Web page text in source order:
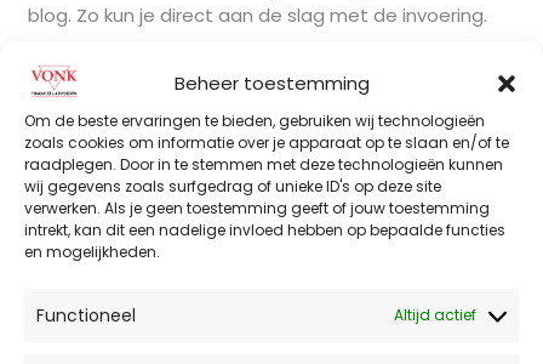
Beheer toestemming
Om de beste ervaringen te bieden, gebruiken wij technologieën
zoals cookies om informatie over je apparaat op te slaan en/of te
raadplegen. Door in te stemmen met deze technologieën kunnen
wij gegevens zoals surfgedrag of unieke ID's op deze site
verwerken. Als je geen toestemming geeft of jouw toestemming
intrekt, kan dit een nadelige invloed hebben op bepaalde functies
en mogelijkheden.
Functioneel Altijd actief
blog. Zo kun je direct aan de slag met de invoering.
Meer lezen »
Cyberverzekering: Ook van
belang voor jouw
onderneming?
Cybercriminaliteit kent vele risico’s waardoor elk
Cyberverzekering:
Ook
van
belang
jouw